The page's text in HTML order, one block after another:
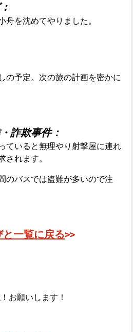
舟を沈めてやりました。
の予定。次の旅の計画を密かに
詐欺事件：
ていると無理やり射撃屋に連れ
されます。
のバスでは盗難が多いので注
と一覧に戻る>>
お願いします！